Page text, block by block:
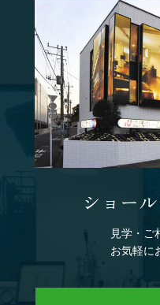
ショー
見学・ご
お気軽に